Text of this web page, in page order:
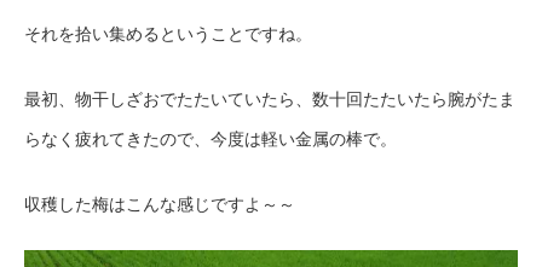
それを拾い集めるということですね。
最初、物干しざおでたたいていたら、数十回たたいたら腕がたま
らなく疲れてきたので、今度は軽い金属の棒で。
収穫した梅はこんな感じですよ～～